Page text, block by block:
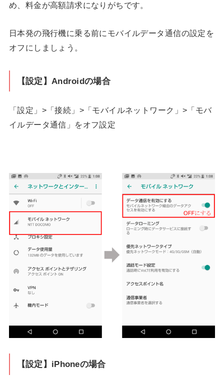
め、料金が高額請求になりがちです。
日本発の飛行機に乗る前にモバイルデータ通信の設定を
オフにしましょう。
【設定】Androidの場合
「設定」>「接続」>「モバイルネットワーク」>「モバ
イルデータ通信」をオフ設定
【設定】iPhoneの場合